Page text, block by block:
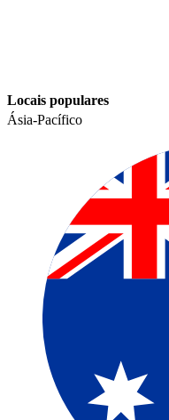
Locais populares​​
Ásia-Pacífico​​